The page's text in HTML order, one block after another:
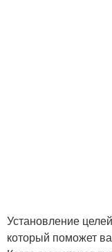
Установление
который поможет